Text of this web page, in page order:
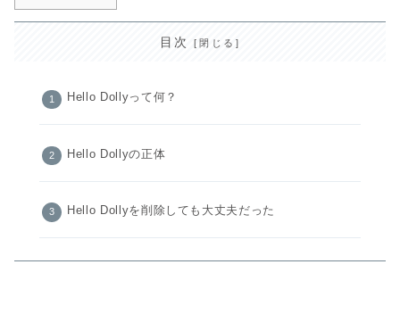
目次
Hello Dollyって何？
Hello Dollyの正体
Hello Dollyを削除しても大丈夫だった